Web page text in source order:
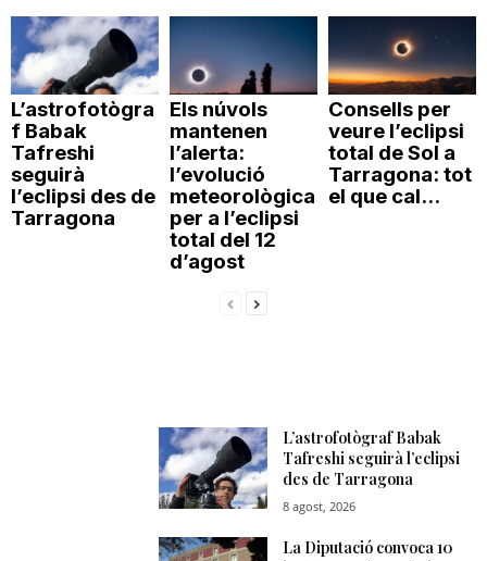
L’astrofotògra
f Babak
Tafreshi
seguirà
l’eclipsi des de
Tarragona
Els núvols
mantenen
l’alerta:
l’evolució
meteorològica
per a l’eclipsi
total del 12
d’agost
Consells per
veure l’eclipsi
total de Sol a
Tarragona: tot
el que cal...